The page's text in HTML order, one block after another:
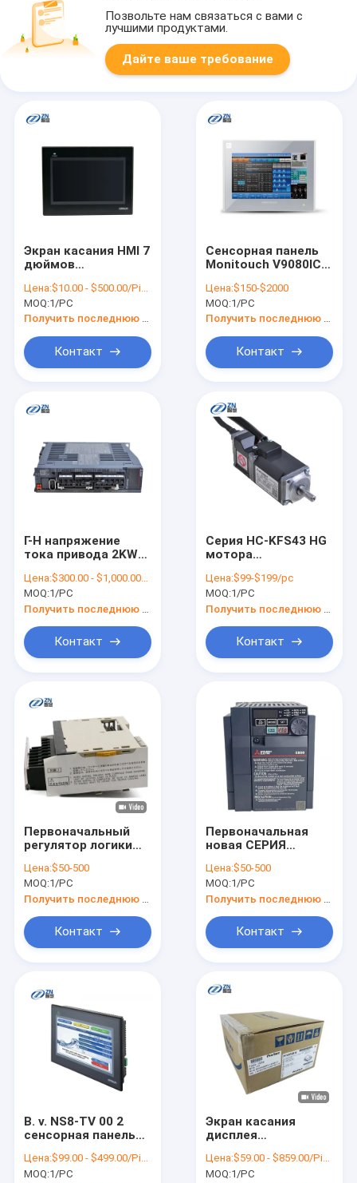
Домой
Продукты
Видеозаписи
О нас
Экскурсия по заводу
Свяжитесь с нами
Автоматизация PLC промышленная
PLC CJ1W Omron
PLC CJ2M Omron
PLC NX Omron
Позвольте нам связаться с вами с
лучшими продуктами.
Дайте ваше требование
Экран касания HMI 7
дюймов
обшивает панелями
взаимодействующее
NB10W-TW01B с
Цена:$10.00 - $500.00/Pieces
MOQ:1/PC
Получить последнюю цену
Контакт
Сенсорная панель
Monitouch V9080ICD
электрическая HMI
24V серии V9
рабочая
Цена:$150-$2000
MOQ:1/PC
Получить последнюю цену
Контакт
Г-Н напряжение
тока привода 2KW
Мицубиси мотора
MR-J4-200B серии
J4 стандартное
Цена:$300.00 - $1,000.00/Sets
MOQ:1/PC
Контакт
Серия HC-KFS43 HG
мотора
Мицубиси для
безконтактных
переключателей
Цена:$99-$199/pc
MOQ:1/PC
Контакт
Первоначальный
регулятор логики
OMRON
Programmable
Цена:$50-500
MOQ:1/PC
Контакт
Первоначальная
новая СЕРИЯ
0095-4-60 FR-E800
3.7KW Mitsubishi
Electric
Цена:$50-500
MOQ:1/PC
Контакт
B. v. NS8-TV 00 2
сенсорная панель
приборов
человеческого
Цена:$99.00 - $499.00/Pieces
MOQ:1/PC
Экран касания
дисплея
HMI DC 24V Proface
7 дюймов
Цена:$59.00 - $859.00/Pieces
MOQ:1/PC